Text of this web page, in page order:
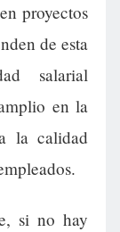
proyectos
de esta
salarial
en la
la calidad
si no hay